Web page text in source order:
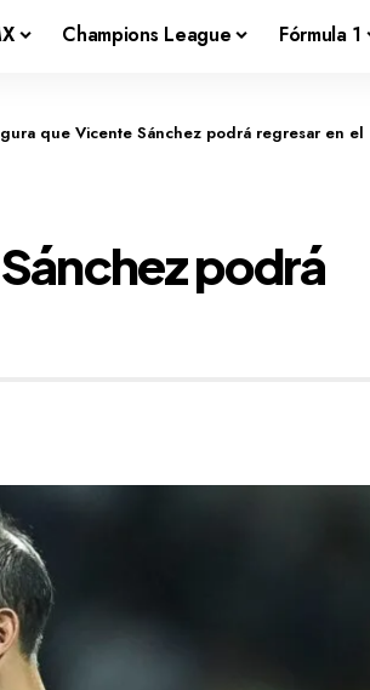
Champions League Fórmula 1
que Vicente Sánchez podrá regresar en el
podrá